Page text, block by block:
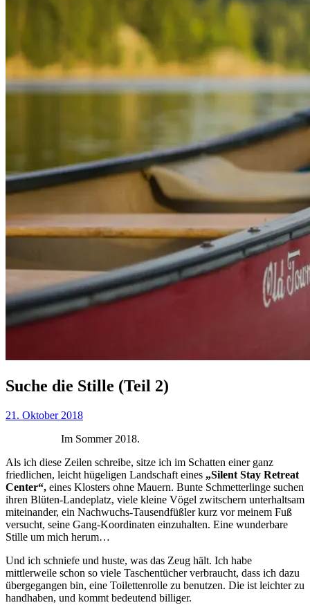
Suche die Stille (Teil 2)
21. Oktober 2018
Im Sommer 2018.
Als ich diese Zeilen schreibe, sitze ich im Schatten einer ganz
friedlichen, leicht hügeligen Landschaft eines „Silent Stay Retreat
Center“, eines Klosters ohne Mauern. Bunte Schmetterlinge suchen
ihren Blüten-Landeplatz, viele kleine Vögel zwitschern unterhaltsam
miteinander, ein Nachwuchs-Tausendfüßler kurz vor meinem Fuß
versucht, seine Gang-Koordinaten einzuhalten. Eine wunderbare
Stille um mich herum…
Und ich schniefe und huste, was das Zeug hält. Ich habe
mittlerweile schon so viele Taschentücher verbraucht, dass ich dazu
übergegangen bin, eine Toilettenrolle zu benutzen. Die ist leichter zu
handhaben, und kommt bedeutend billiger.